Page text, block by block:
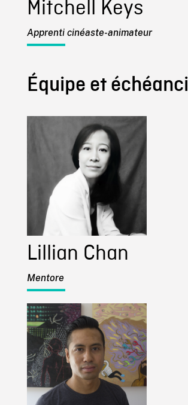
Mitchell Keys
Apprenti cinéaste-animateur
Équipe et
Lillian Chan
Mentore